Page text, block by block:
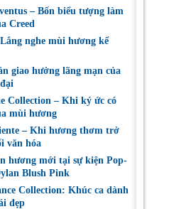
– Bốn biểu tượng làm
Creed
nghe mùi hương kể
giao hưởng lãng mạn của
Collection – Khi ký ức có
mùi hương
– Khi hương thơm trở
văn hóa
hương mới tại sự kiện Pop-
Blush Pink
Collection: Khúc ca dành
đẹp